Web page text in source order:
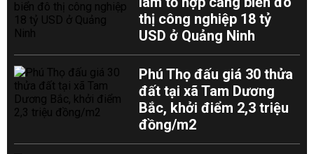
thị công nghiệp 18 tỷ
USD ở Quảng Ninh
Phú Thọ đấu giá 30 thửa
đất tại xã Tam Dương
Bắc, khởi điểm 2,3 triệu
đồng/m2